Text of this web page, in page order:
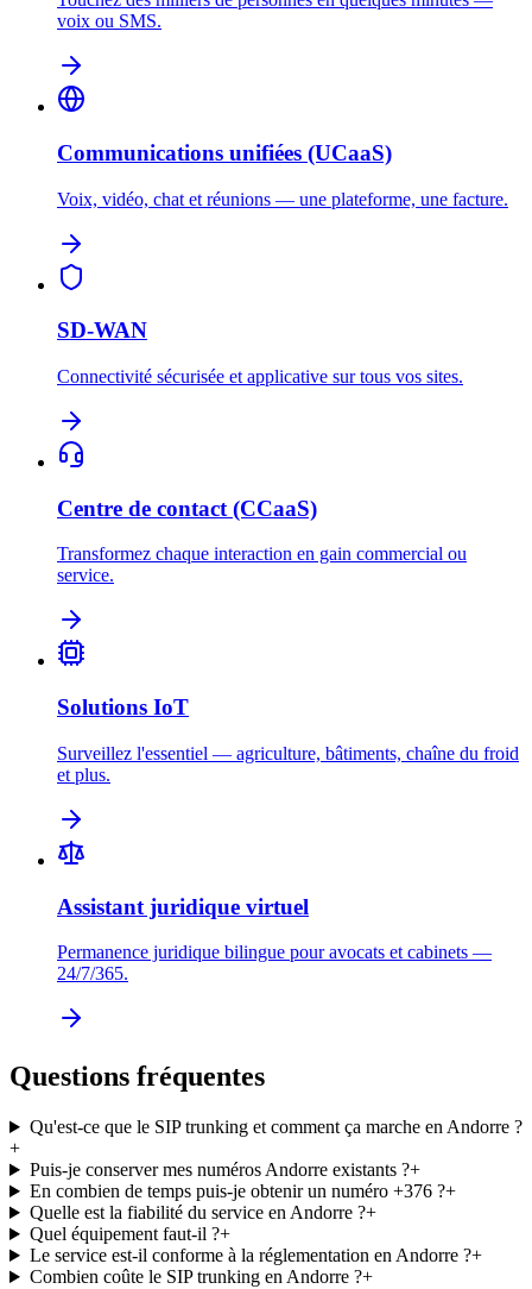
voix ou SMS.
Communications unifiées (UCaaS)
Voix, vidéo, chat et réunions — une plateforme, une facture.
SD-WAN
Connectivité sécurisée et applicative sur tous vos sites.
Centre de contact (CCaaS)
Transformez chaque interaction en gain commercial ou
service.
Solutions IoT
Surveillez l'essentiel — agriculture, bâtiments, chaîne du froid
et plus.
Assistant juridique virtuel
Permanence juridique bilingue pour avocats et cabinets —
24/7/365.
Questions fréquentes
Qu'est-ce que le SIP trunking et comment ça marche en Andorre ?
+
Puis-je conserver mes numéros Andorre existants ?+
En combien de temps puis-je obtenir un numéro +376 ?+
Quelle est la fiabilité du service en Andorre ?+
Quel équipement faut-il ?+
Le service est-il conforme à la réglementation en Andorre ?+
Combien coûte le SIP trunking en Andorre ?+